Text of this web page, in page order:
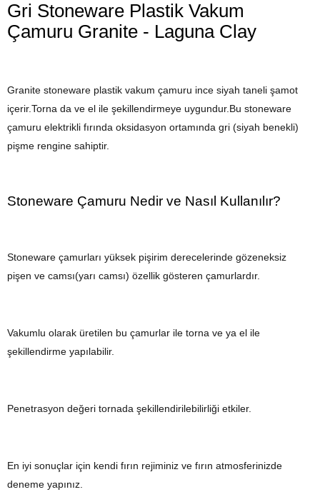
Gri Stoneware Plastik Vakum
Çamuru Granite - Laguna Clay
Granite stoneware plastik vakum çamuru ince siyah taneli şamot
içerir.Torna da ve el ile şekillendirmeye uygundur.Bu stoneware
çamuru elektrikli fırında oksidasyon ortamında gri (siyah benekli)
pişme rengine sahiptir.
Stoneware Çamuru Nedir ve Nasıl Kullanılır?
Stoneware çamurları yüksek pişirim derecelerinde gözeneksiz
pişen ve camsı(yarı camsı) özellik gösteren çamurlardır.
Vakumlu olarak üretilen bu çamurlar ile torna ve ya el ile
şekillendirme yapılabilir.
Penetrasyon değeri tornada şekillendirilebilirliği etkiler.
En iyi sonuçlar için kendi fırın rejiminiz ve fırın atmosferinizde
deneme yapınız.